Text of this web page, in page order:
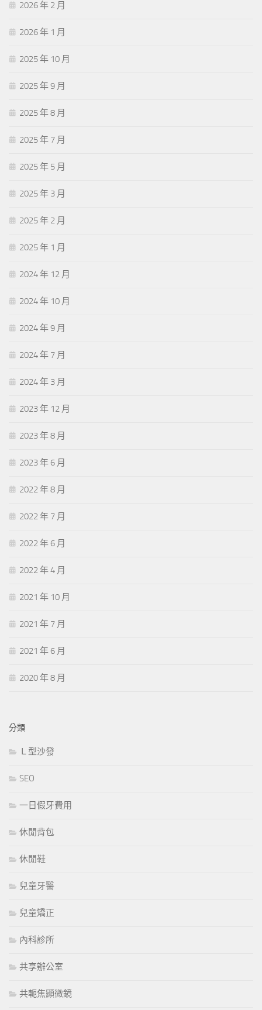
2026 年 2 月
2026 年 1 月
2025 年 10 月
2025 年 9 月
2025 年 8 月
2025 年 7 月
2025 年 5 月
2025 年 3 月
2025 年 2 月
2025 年 1 月
2024 年 12 月
2024 年 10 月
2024 年 9 月
2024 年 7 月
2024 年 3 月
2023 年 12 月
2023 年 8 月
2023 年 6 月
2022 年 8 月
2022 年 7 月
2022 年 6 月
2022 年 4 月
2021 年 10 月
2021 年 7 月
2021 年 6 月
2020 年 8 月
分類
Ｌ型沙發
SEO
一日假牙費用
休閒背包
休閒鞋
兒童牙醫
兒童矯正
內科診所
共享辦公室
共軛焦顯微鏡